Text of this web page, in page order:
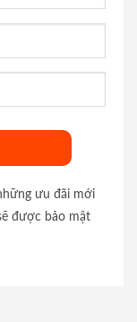
ưu đãi mới
được bảo mật